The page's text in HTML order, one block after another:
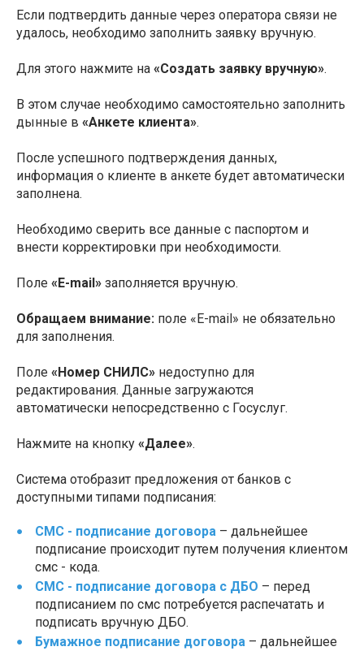
Если подтвердить данные через оператора связи не
удалось, необходимо заполнить заявку вручную.
Для этого нажмите на «Создать заявку вручную».
В этом случае необходимо самостоятельно заполнить
дынные в «Анкете клиента».
После успешного подтверждения данных,
информация о клиенте в анкете будет автоматически
заполнена.
Необходимо сверить все данные с паспортом и
внести корректировки при необходимости.
Поле «E-mail» заполняется вручную.
Обращаем внимание: поле «E-mail» не обязательно
для заполнения.
Поле «Номер СНИЛС» недоступно для
редактирования. Данные загружаются
автоматически непосредственно с Госуслуг.
Нажмите на кнопку «Далее».
Система отобразит предложения от банков с
доступными типами подписания:
СМС - подписание договора– дальнейшее
подписание происходит путем получения клиентом
смс - кода.
СМС - подписание договора с ДБО – перед
подписанием по смс потребуется распечатать и
подписать вручную ДБО.
Бумажное подписание договора– дальнейшее